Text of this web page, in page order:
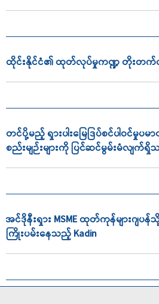
ထိုင်းနိုင်ငံ၏ ထုတ်လုပ်မှုကဏ္ဍ တိုးတက်
တင်ပို့မည့် ရှားပါးမြေဒြပ်စင်ပါဝင်မှုပ
စည်းမျဉ်းများကို ပြင်ဆင်မွမ်းမံလျက်
အင်ဒိုနီးရှား MSME ထုတ်ကုန်များဂျ
ကြိုးပမ်းနေသည့် Kadin